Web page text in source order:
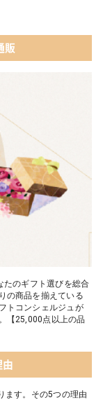
販
たのギフト選びを総合
の商品を揃えている
トコンシェルジュが
【25,000点以上の品
ます。その5つの理由